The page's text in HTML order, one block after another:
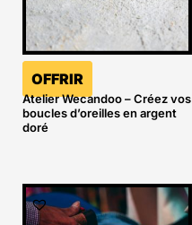
OFFRIR
Atelier Wecandoo – Créez vos
boucles d’oreilles en argent
doré